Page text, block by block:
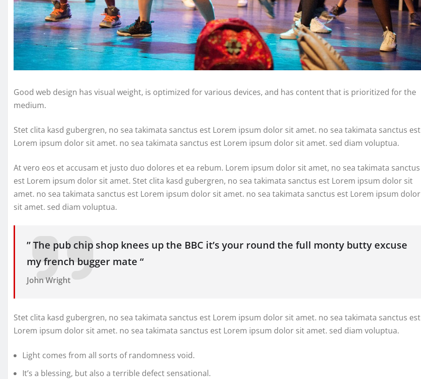
Good web design has visual weight, is optimized for various devices, and has content that is prioritized for the
medium.
Stet clita kasd gubergren, no sea takimata sanctus est Lorem ipsum dolor sit amet. no sea takimata sanctus est
Lorem ipsum dolor sit amet. no sea takimata sanctus est Lorem ipsum dolor sit amet. sed diam voluptua.
At vero eos et accusam et justo duo dolores et ea rebum. Lorem ipsum dolor sit amet, no sea takimata sanctus
est Lorem ipsum dolor sit amet. Stet clita kasd gubergren, no sea takimata sanctus est Lorem ipsum dolor sit
amet. no sea takimata sanctus est Lorem ipsum dolor sit amet. no sea takimata sanctus est Lorem ipsum dolor
sit amet. sed diam voluptua.
” The pub chip shop knees up the BBC it’s your round the full monty butty excuse
my french bugger mate “
John Wright
Stet clita kasd gubergren, no sea takimata sanctus est Lorem ipsum dolor sit amet. no sea takimata sanctus est
Lorem ipsum dolor sit amet. no sea takimata sanctus est Lorem ipsum dolor sit amet. sed diam voluptua.
Light comes from all sorts of randomness void.
It’s a blessing, but also a terrible defect sensational.